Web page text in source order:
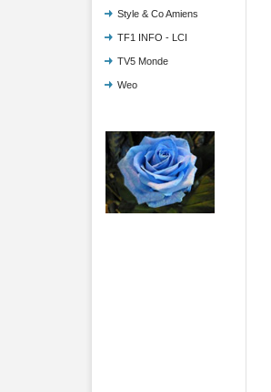
Style & Co Amiens
TF1 INFO - LCI
TV5 Monde
Weo